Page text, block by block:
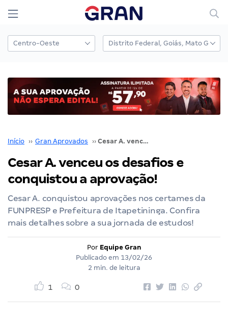
Início ›› Gran Aprovados ›› Cesar A. venceu os desafios e conquistou a aprovação!
Cesar A. venceu os desafios e
conquistou a aprovação!
Cesar A. conquistou aprovações nos certames da
FUNPRESP e Prefeitura de Itapetininga. Confira
mais detalhes sobre a sua jornada de estudos!
Por Equipe Gran
Publicado em 13/02/26
2 min. de leitura
1 0